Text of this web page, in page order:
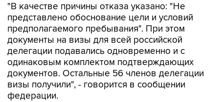
"В качестве причины отказа указано: "Не
представлено обоснование цели и условий
предполагаемого пребывания". При этом
документы на визы для всей российской
делегации подавались одновременно и с
одинаковым комплектом подтверждающих
документов. Остальные 56 членов делегации
визы получили", - говорится в сообщении
федерации.